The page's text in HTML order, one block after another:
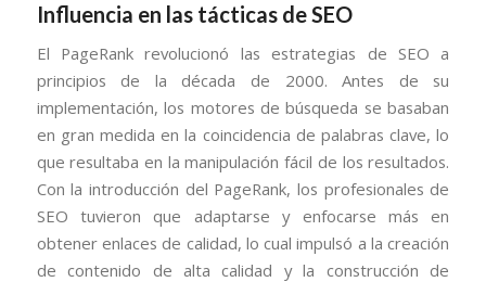
Influencia en las tácticas de SEO
El PageRank revolucionó las estrategias de SEO a
principios de la década de 2000. Antes de su
implementación, los motores de búsqueda se basaban
en gran medida en la coincidencia de palabras clave, lo
que resultaba en la manipulación fácil de los resultados.
Con la introducción del PageRank, los profesionales de
SEO tuvieron que adaptarse y enfocarse más en
obtener enlaces de calidad, lo cual impulsó a la creación
de contenido de alta calidad y la construcción de